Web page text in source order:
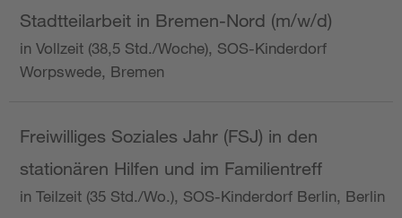
Stadtteilarbeit in Bremen-Nord (m/w/d)
in Vollzeit (38,5 Std./Woche), SOS-Kinderdorf
Worpswede, Bremen
Freiwilliges Soziales Jahr (FSJ) in den
stationären Hilfen und im Familientreff
in Teilzeit (35 Std./Wo.), SOS-Kinderdorf Berlin, Berlin